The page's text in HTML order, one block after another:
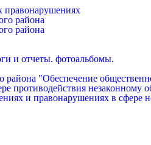
правонарушениях
района
района
и отчеты. фотоальбомы.
"Обеспечение
противодействия незаконному
и правонарушениях в сфере